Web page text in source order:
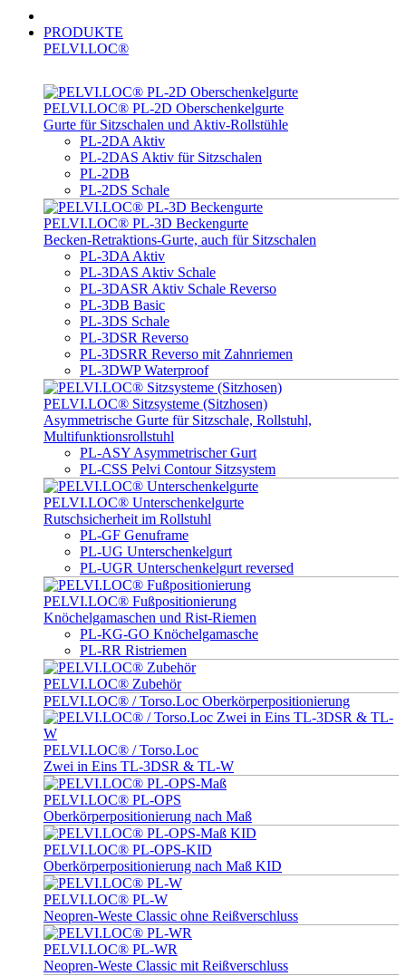
PRODUKTE
PELVI.LOC®
PELVI.LOC® PL-­2D Oberschenkelgurte
Gurte für Sitzschalen und Aktiv-Rollstühle
PL-2DA Aktiv
PL-2DAS Aktiv für Sitzschalen
PL-2DB
PL-2DS Schale
PELVI.LOC® PL-3D Beckengurte
Becken-Retraktions-Gurte, auch für Sitzschalen
PL-3DA Aktiv
PL-3DAS Aktiv Schale
PL-3DASR Aktiv Schale Reverso
PL-3DB Basic
PL-3DS Schale
PL-3DSR Reverso
PL-3DSRR Reverso mit Zahnriemen
PL-3DWP Waterproof
PELVI.LOC® Sitzsysteme (Sitzhosen)
Asymmetrische Gurte für Sitzschale, Rollstuhl,
Multifunktionsrollstuhl
PL-ASY Asymmetrischer Gurt
PL-CSS Pelvi Contour Sitzsystem
PELVI.LOC® Unterschenkelgurte
Rutschsicherheit im Rollstuhl
PL-GF Genuframe
PL-UG Unterschenkelgurt
PL-UGR Unterschenkelgurt reversed
PELVI.LOC® Fußpositionierung
Knöchelgamaschen und Rist-Riemen
PL-KG-GO Knöchelgamasche
PL-RR Ristriemen
PELVI.LOC® Zubehör
PELVI.LOC® / Torso.Loc Oberkörperpositionierung
PELVI.LOC® / Torso.Loc
Zwei in Eins TL-3DSR & TL-W
PELVI.LOC® PL-OPS
Oberkörperpositionierung nach Maß
PELVI.LOC® PL-OPS-KID
Oberkörperpositionierung nach Maß KID
PELVI.LOC® PL-W
Neopren-Weste Classic ohne Reißverschluss
PELVI.LOC® PL-WR
Neopren-Weste Classic mit Reißverschluss